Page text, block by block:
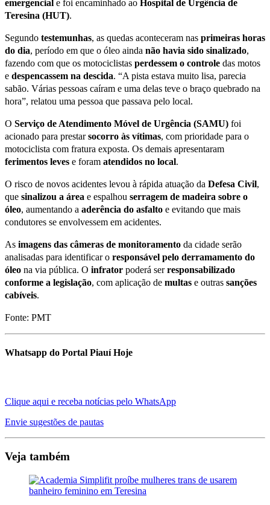
emergencial e foi encaminhado ao Hospital de Urgência de
Teresina (HUT).
Segundo testemunhas, as quedas aconteceram nas primeiras horas
do dia, período em que o óleo ainda não havia sido sinalizado,
fazendo com que os motociclistas perdessem o controle das motos
e despencassem na descida. “A pista estava muito lisa, parecia
sabão. Várias pessoas caíram e uma delas teve o braço quebrado na
hora”, relatou uma pessoa que passava pelo local.
O Serviço de Atendimento Móvel de Urgência (SAMU) foi
acionado para prestarsocorro às vítimas, com prioridade para o
motociclista com fratura exposta. Os demais apresentaram
ferimentos leves e foram atendidos no local.
O risco de novos acidentes levou à rápida atuação da Defesa Civil,
que sinalizou a área e espalhou serragem de madeira sobre o
óleo, aumentando a aderência do asfalto e evitando que mais
condutores se envolvessem em acidentes.
As imagens das câmeras de monitoramento da cidade serão
analisadas para identificar o responsável pelo derramamento do
óleo na via pública. O infrator poderá serresponsabilizado
conforme a legislação, com aplicação de multas e outras sanções
cabíveis.
Fonte: PMT
Whatsapp do Portal Piauí Hoje
Clique aqui e receba notícias pelo WhatsApp
Envie sugestões de pautas
Veja também